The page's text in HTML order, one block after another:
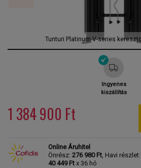
Tunturi Platinum V-series
Ingyenes
kiszállítás
1 384 900 Ft
Online Áruhitel
Önrész: 276 980 Ft, Havi részlet:
40 449 Ft x 36 hó